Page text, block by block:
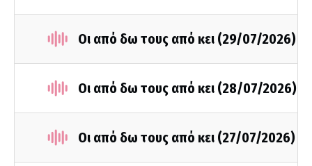
Οι από δω τους από κει (29/07/2026)
Οι από δω τους από κει (28/07/2026)
Οι από δω τους από κει (27/07/2026)